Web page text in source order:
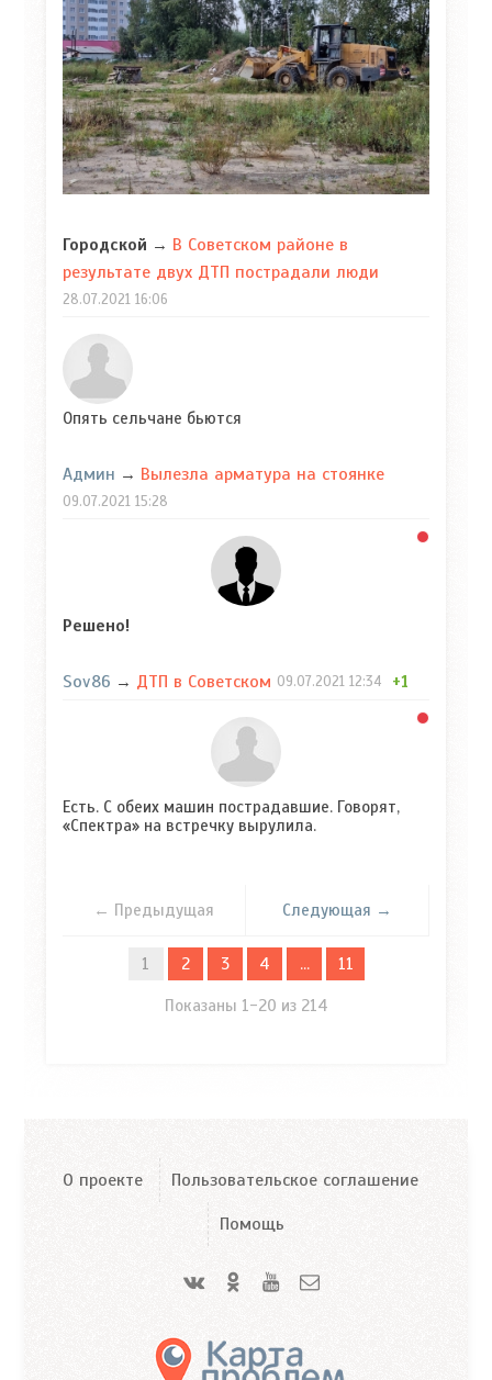
Городской → В Советском районе в
результате двух ДТП пострадали люди
28.07.2021 16:06
Опять сельчане бьются
Админ → Вылезла арматура на стоянке
09.07.2021 15:28
Решено!
Sov86 → ДТП в Советском 09.07.2021 12:34 +1
Есть. С обеих машин пострадавшие. Говорят,
«Спектра» на встречку вырулила.
← Предыдущая Следующая →
1 2 3 4 ... 11
Показаны 1-20 из 214
О проекте
Пользовательское соглашение
Помощь